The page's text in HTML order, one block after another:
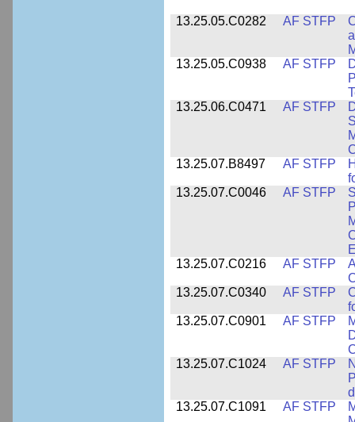
13.25.05.C0282 AF STFP
13.25.05.C0938
AF STFP
13.25.06.C0471
AF STFP
13.25.07.B8497
AF STFP
13.25.07.C0046
AF STFP
13.25.07.C0216
AF STFP
13.25.07.C0340
AF STFP
13.25.07.C0901
AF STFP
13.25.07.C1024
AF STFP
13.25.07.C1091
AF STFP